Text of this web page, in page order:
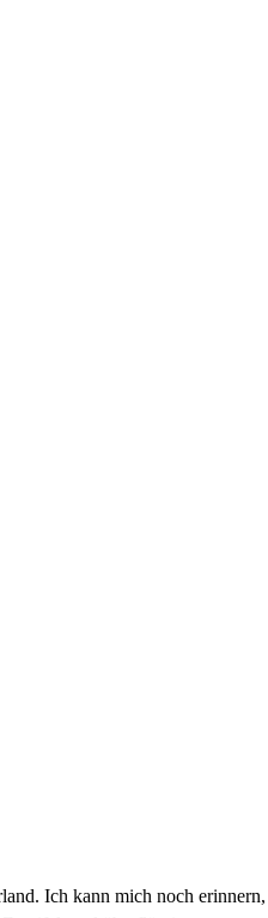
Ich kann mich noch